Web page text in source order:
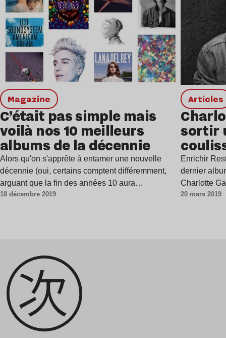
magazine
C’était pas simple mais
voilà nos 10 meilleurs
albums de la décennie
Alors qu'on s'apprête à entamer une nouvelle
décennie (oui, certains comptent différemment,
arguant que la fin des années 10 aura…
18 décembre 2019
Articles
sortir
« Rest
Enrichir
dernier
Charlotte
20 mars 2019